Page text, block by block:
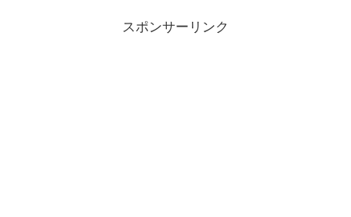
スポンサーリンク